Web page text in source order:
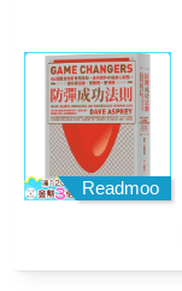
Readmoo